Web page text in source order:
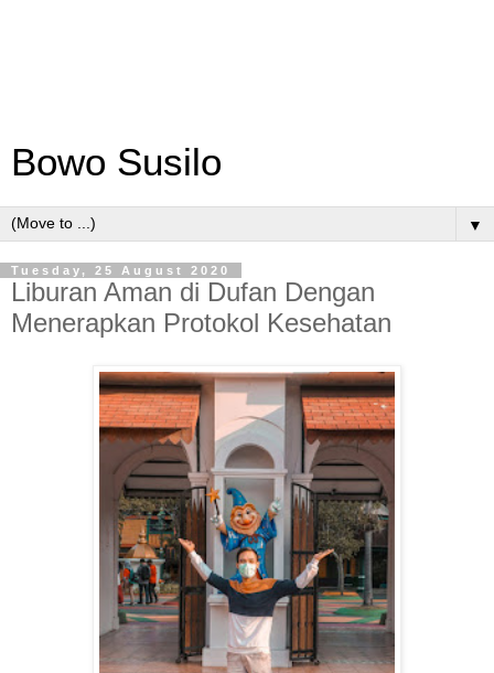
Bowo Susilo
▼
Tuesday, 25 August 2020
Liburan Aman di Dufan Dengan
Menerapkan Protokol Kesehatan